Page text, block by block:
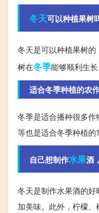
冬天可以种植果树
冬天是可以种植果树
树在冬季能够顺利生
适合冬季种植的农
冬季是适合播种很多
等也是适合冬季种植的
自己想制作水果酒
冬天是制作水果酒的
加美味。此外，柠檬、